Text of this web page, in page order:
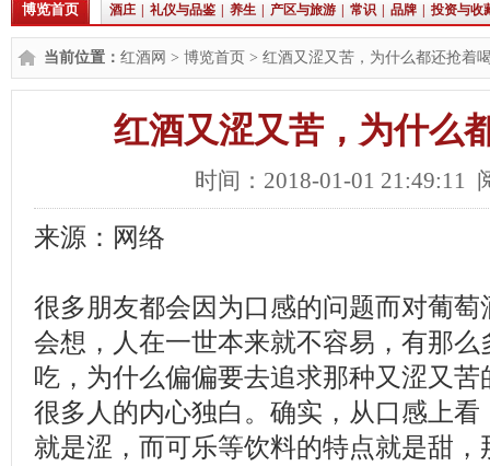
博览首页 酒庄 礼仪与品鉴 养生 产区与旅游 常识 品牌 投资与收
当前位置： 红酒网 > 博览首页 > 红酒又涩又苦，为什么都还抢着
红酒又涩又苦，为什么
时间：2018-01-01 21:49:11
来源：网络
很多朋友都会因为口感的问题而对葡
会想，人在一世本来就不容易，有那
吃，为什么偏偏要去追求那种又涩又
很多人的内心独白。确实，从口感上
就是涩，而可乐等饮料的特点就是甜